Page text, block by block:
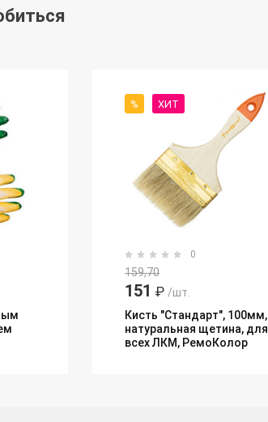
% ХИТ
0
159,70
151 ₽ /шт.
Кисть "Стандарт", 100мм,
натуральная щетина, для
всех ЛКМ, РемоКолор